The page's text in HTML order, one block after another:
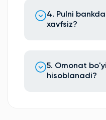
4. Pulni
xavfsiz?
5. Omonat
hisoblanadi?